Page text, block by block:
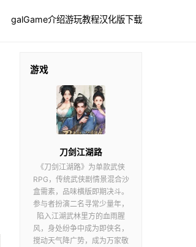
galGame介绍游玩教程汉化版下载
游戏
刀剑江湖路
《刀剑江湖路》为单款武侠
RPG，传统武侠剧情景混合沙
盒需素，品味横版即期决斗。
参与者扮演二名寻常少量年，
陷入江湖武林里方的血雨腥
风，身处纷争中成为即侠名，
搅动天气降广势，成为万家敬